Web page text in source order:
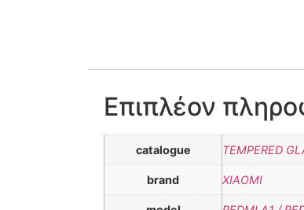
Επιπλέον
catalogue TEMPERED
brand XIAOMI